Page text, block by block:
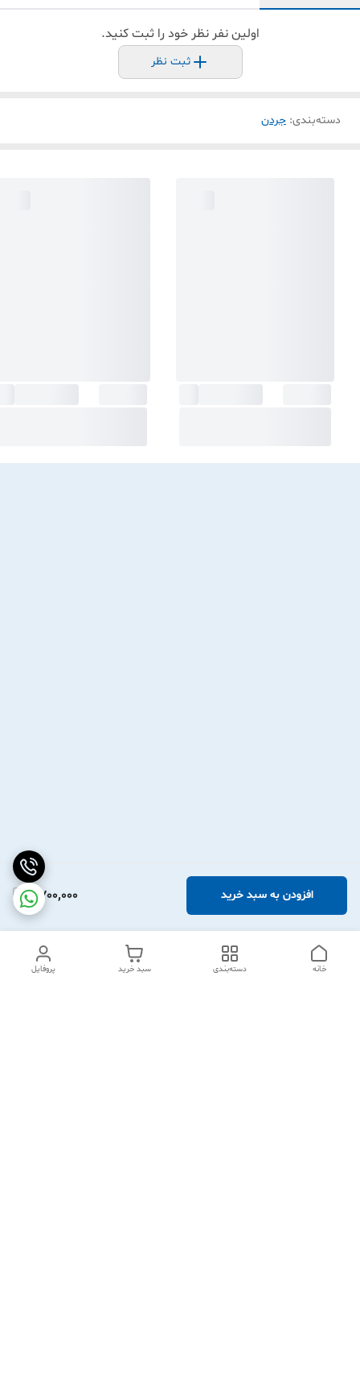
2,700,000 افزودن به سبد خرید
اولین نفر نظر خود را ثبت کنید.
ثبت نظر
دسته‌بندی: جردن
پروفایل سبد خرید دسته‌بندی خانه